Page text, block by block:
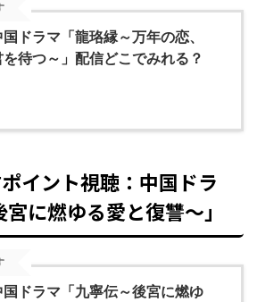
国ドラマ「龍珞縁～万年の恋、
を待つ～」配信どこでみれる？
イント視聴：中国ドラ
に燃ゆる愛と復讐～」
国ドラマ「九寧伝～後宮に燃ゆ